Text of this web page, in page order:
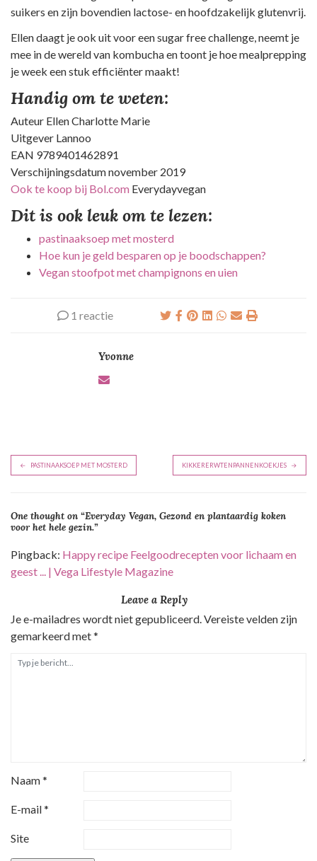
suikers en zijn bovendien lactose- en hoofdzakelijk glutenvrij.
Ellen daagt je ook uit voor een sugar free challenge, neemt je
mee in de wereld van kombucha en toont je hoe mealprepping
je week een stuk efficiënter maakt!
Handig om te weten:
Auteur Ellen Charlotte Marie
Uitgever Lannoo
EAN 9789401462891
Verschijningsdatum november 2019
Ook te koop bij Bol.com Everydayvegan
Dit is ook leuk om te lezen:
pastinaaksoep met mosterd
Hoe kun je geld besparen op je boodschappen?
Vegan stoofpot met champignons en uien
1 reactie
Yvonne
B
i
h
t
a
v
PASTINAAKSOEP MET MOSTERD KIKKERERWTENPANNENKOEKJES
One thought on “Everyday Vegan, Gezond en plantaardig koken
voor het hele gezin.”
Pingback: Happy recipe Feelgoodrecepten voor lichaam en
geest ... | Vega Lifestyle Magazine
Leave a Reply
Je e-mailadres wordt niet gepubliceerd. Vereiste velden zijn
gemarkeerd met*
Naam*
E-mail*
Site